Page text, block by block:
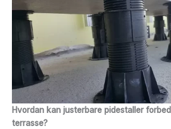
Hvordan kan justerbare pidestaller
terrasse?